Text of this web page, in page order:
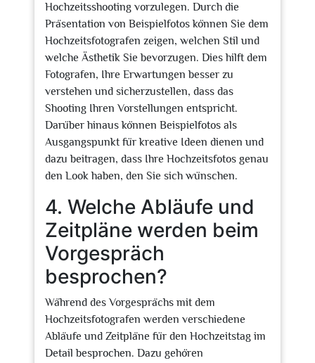
Hochzeitsshooting vorzulegen. Durch die
Präsentation von Beispielfotos können Sie dem
Hochzeitsfotografen zeigen, welchen Stil und
welche Ästhetik Sie bevorzugen. Dies hilft dem
Fotografen, Ihre Erwartungen besser zu
verstehen und sicherzustellen, dass das
Shooting Ihren Vorstellungen entspricht.
Darüber hinaus können Beispielfotos als
Ausgangspunkt für kreative Ideen dienen und
dazu beitragen, dass Ihre Hochzeitsfotos genau
den Look haben, den Sie sich wünschen.
4. Welche Abläufe und
Zeitpläne werden beim
Vorgespräch
besprochen?
Während des Vorgesprächs mit dem
Hochzeitsfotografen werden verschiedene
Abläufe und Zeitpläne für den Hochzeitstag im
Detail besprochen. Dazu gehören